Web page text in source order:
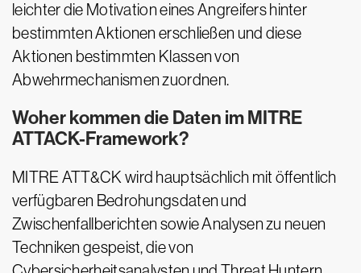
leichter die Motivation eines Angreifers hinter
bestimmten Aktionen erschließen und diese
Aktionen bestimmten Klassen von
Abwehrmechanismen zuordnen.
Woher kommen die Daten im MITRE
ATTACK-Framework?
MITRE ATT&CK wird hauptsächlich mit öffentlich
verfügbaren Bedrohungsdaten und
Zwischenfallberichten sowie Analysen zu neuen
Techniken gespeist, die von